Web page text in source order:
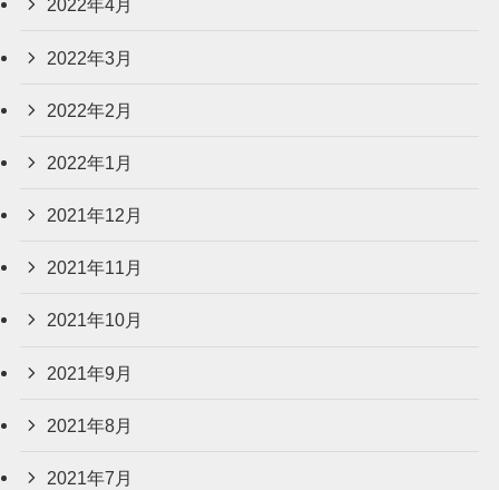
2022年4月
2022年3月
2022年2月
2022年1月
2021年12月
2021年11月
2021年10月
2021年9月
2021年8月
2021年7月